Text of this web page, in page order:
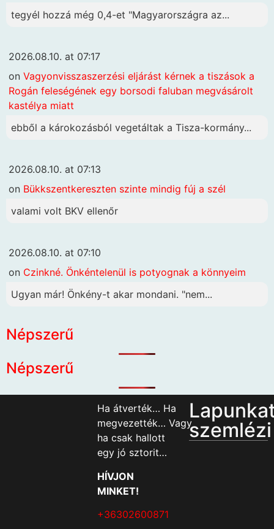
tegyél hozzá még 0,4-et "Magyarországra az...
2026.08.10. at 07:17
on Vagyonvisszaszerzési eljárást kérnek a tiszások a
Rogán feleségének egy borsodi faluban megvásárolt
kastélya miatt
ebből a károkozásból vegetáltak a Tisza-kormány...
2026.08.10. at 07:13
on Bükkszentkereszten szinte mindig fúj a szél
valami volt BKV ellenőr
2026.08.10. at 07:10
on Czinkné. Önkéntelenül is potyognak a könnyeim
Ugyan már! Önkény-t akar mondani. "nem...
Népszerű
Népszerű
Ha átverték… Ha
megvezették… Vagy
ha csak hallott
egy jó sztorit…
HÍVJON
MINKET!
+36302600871
szemlézi